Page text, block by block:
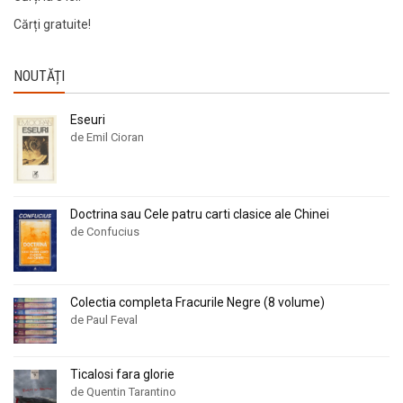
Andre Vauchez
Andrea Young
Andreas Von Retyi
Andrei Baleanu
Andrei Bantas
Andrei Pintilie
Andrei Plesu
Andrew Lloyd
Andrew Newberg
Angelica Montemaggiore
Andre Vauchez
Andrea Young
Andreas Von Retyi
Andrei Baleanu
Andrei Bantas
Andrei Pintilie
Andrei Plesu
Andrew Lloyd
Andrew Newberg
Angelica Montemaggiore
Cărți gratuite!
NOUTĂȚI
Eseuri
de Emil Cioran
Doctrina sau Cele patru carti clasice ale Chinei
de Confucius
Colectia completa Fracurile Negre (8 volume)
de Paul Feval
Ticalosi fara glorie
de Quentin Tarantino